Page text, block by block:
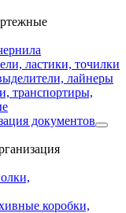
ластики, точилки
лайнеры
транспортиры,
документов
коробки,